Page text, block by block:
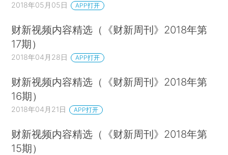
2018年05月05日 APP打开
财新视频内容精选（《财新周刊》2018年第
17期）
2018年04月28日 APP打开
财新视频内容精选（《财新周刊》2018年第
16期）
2018年04月21日 APP打开
财新视频内容精选（《财新周刊》2018年第
15期）